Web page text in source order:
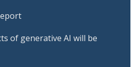
of generative AI will be